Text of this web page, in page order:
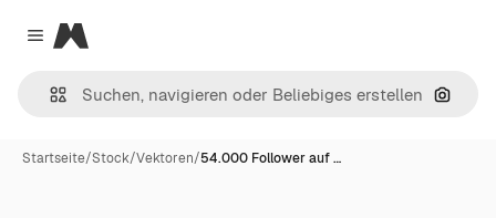
Close menu
Magnific
Nach
Startseite/Stock/Vektoren/54.000 Follower auf …